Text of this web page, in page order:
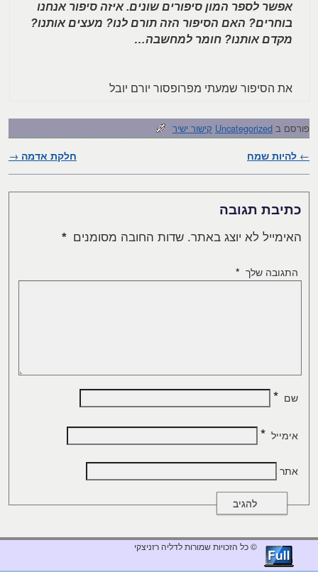
אפשר לספר המון סיפורים שונים. איזה סיפור אנחנו
בוחרים? האם הסיפור הזה תורם לנו? מעצים אותנו?
מקדם אותנו? חומר למחשבה…
את הסיפור שמעתי מפרופסור יורם יובל
פורסם ב Uncategorized קישור ישיר
ניווט בפוסטים
← להיות שמח חלקת אדמה →
כתיבת תגובה
האימייל לא יוצג באתר. שדות החובה מסומנים *
התגובה שלך *
שם *
אימייל *
אתר
© כל הזכויות שמורות לדליה רזניצקי